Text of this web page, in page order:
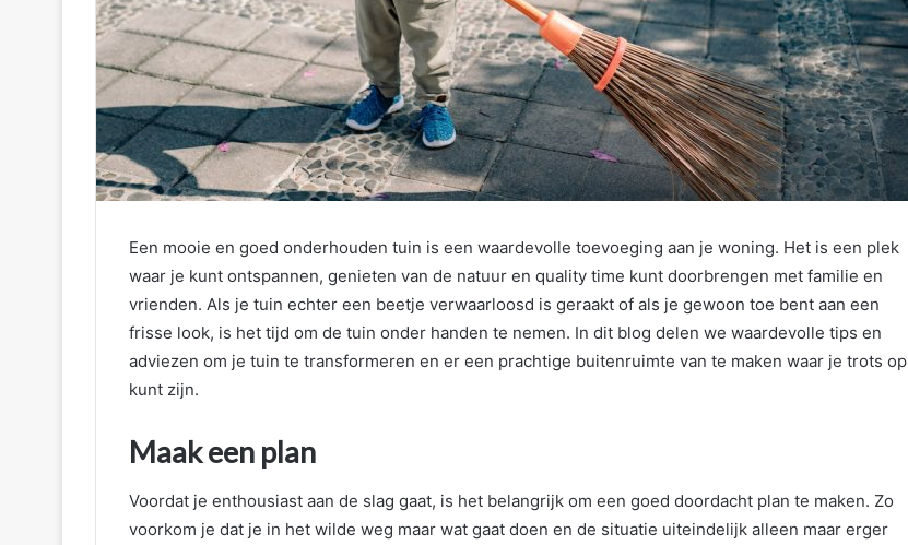
Een mooie en goed onderhouden tuin is een waardevolle toevoeging aan je woning. Het is een plek
waar je kunt ontspannen, genieten van de natuur en quality time kunt doorbrengen met familie en
vrienden. Als je tuin echter een beetje verwaarloosd is geraakt of als je gewoon toe bent aan een
frisse look, is het tijd om de tuin onder handen te nemen. In dit blog delen we waardevolle tips en
adviezen om je tuin te transformeren en er een prachtige buitenruimte van te maken waar je trots op
kunt zijn.
Maak een plan
Voordat je enthousiast aan de slag gaat, is het belangrijk om een goed doordacht plan te maken. Zo
voorkom je dat je in het wilde weg maar wat gaat doen en de situatie uiteindelijk alleen maar erger